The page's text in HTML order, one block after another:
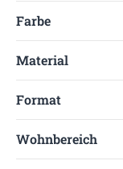
Farbe
Material
Format
Wohnbereich